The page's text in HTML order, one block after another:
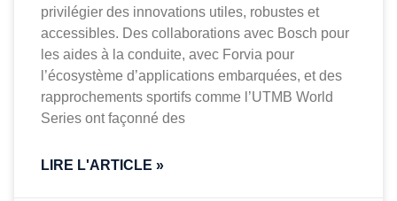
privilégier des innovations utiles, robustes et
accessibles. Des collaborations avec Bosch pour
les aides à la conduite, avec Forvia pour
l’écosystème d’applications embarquées, et des
rapprochements sportifs comme l’UTMB World
Series ont façonné des
LIRE L'ARTICLE »